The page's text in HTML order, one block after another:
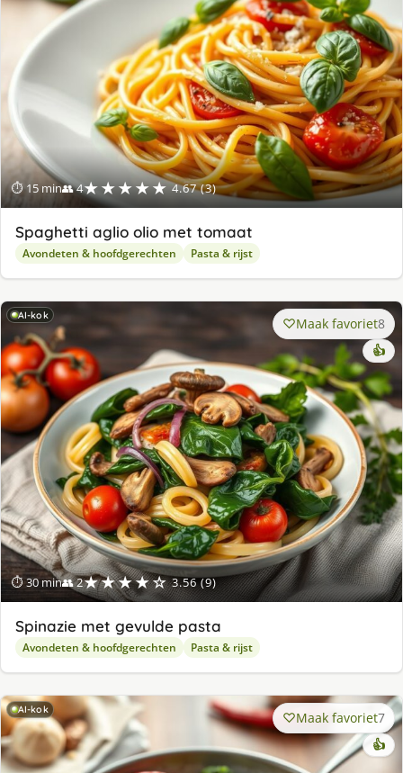
⏱ 15 min👥 4★★★★★ 4.67 (3)
Spaghetti aglio olio met tomaat
Avondeten & hoofdgerechten Pasta & rijst
AI-kok
⏱ 30 min👥 2★★★★☆ 3.56 (9)
Maak favoriet8
👍
Spinazie met gevulde pasta
Avondeten & hoofdgerechten Pasta & rijst
AI-kok Maak favoriet7
👍